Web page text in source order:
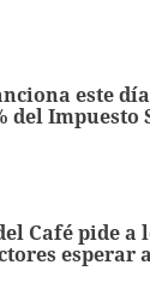
este
del Impuesto
Café pide a
esperar